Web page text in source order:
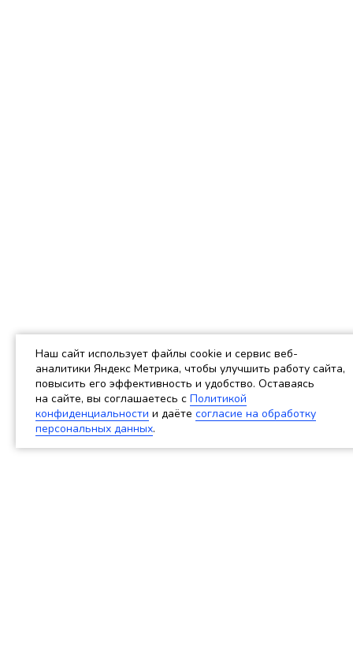
Наш сайт использует файлы cookie и сервис веб-
аналитики Яндекс Метрика, чтобы улучшить работу сайта,
повысить его эффективность и удобство. Оставаясь
на сайте, вы соглашаетесь c Политикой
конфиденциальности и даёте согласие на обработку
персональных данных.